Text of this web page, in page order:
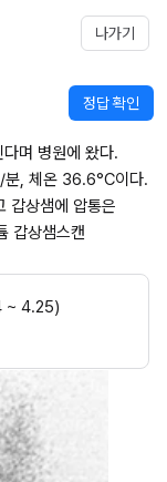
나가기
정답 확인
며 병원에 왔다.
, 체온 36.6°C이다.
갑상샘에 압통은
갑상샘스캔
~ 4.25)